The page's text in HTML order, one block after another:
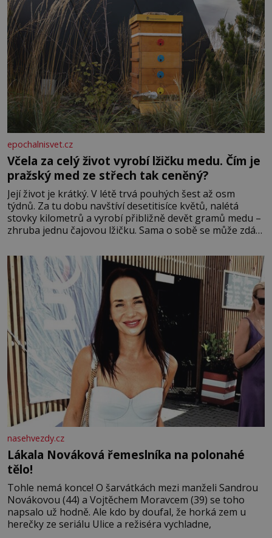
epochalnisvet.cz
Včela za celý život vyrobí lžičku medu. Čím je
pražský med ze střech tak ceněný?
Její život je krátký. V létě trvá pouhých šest až osm
týdnů. Za tu dobu navštíví desetitisíce květů, nalétá
stovky kilometrů a vyrobí přibližně devět gramů medu –
zhruba jednu čajovou lžičku. Sama o sobě se může zdát
tisíc příslušnic svého včelstva, vznikne jeden z
nejdokonalejších organismů
nasehvezdy.cz
Lákala Nováková řemeslníka na polonahé
tělo!
Tohle nemá konce! O šarvátkách mezi manželi Sandrou
Novákovou (44) a Vojtěchem Moravcem (39) se toho
napsalo už hodně. Ale kdo by doufal, že horká zem u
herečky ze seriálu Ulice a režiséra vychladne,